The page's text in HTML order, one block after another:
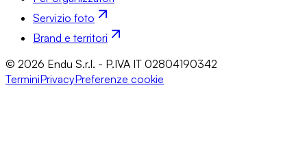
Servizio foto
Brand e territori
© 2026 Endu S.r.l. - P.IVA IT 02804190342
TerminiPrivacyPreferenze cookie